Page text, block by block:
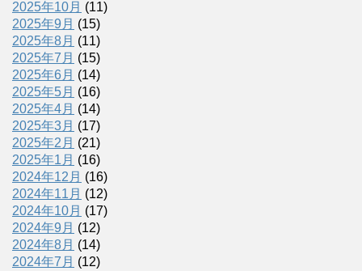
2025年10月 (11)
2025年9月 (15)
2025年8月 (11)
2025年7月 (15)
2025年6月 (14)
2025年5月 (16)
2025年4月 (14)
2025年3月 (17)
2025年2月 (21)
2025年1月 (16)
2024年12月 (16)
2024年11月 (12)
2024年10月 (17)
2024年9月 (12)
2024年8月 (14)
2024年7月 (12)